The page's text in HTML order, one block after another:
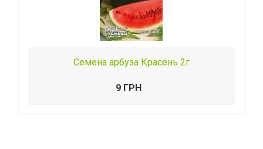
Семена арбуза Красень 2г
9 ГРН